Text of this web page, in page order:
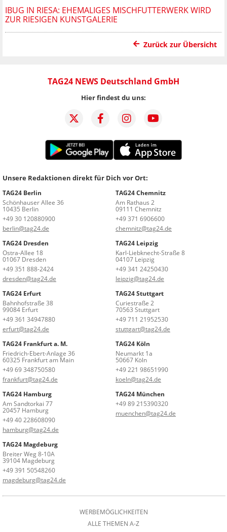
IBUG IN RIESA: EHEMALIGES MISCHFUTTERWERK WIRD
ZUR RIESIGEN KUNSTGALERIE
Zurück zur Übersicht
TAG24 NEWS Deutschland GmbH
Hier findest du uns:
Unsere Redaktionen direkt für Dich vor Ort:
TAG24 Berlin
Schönhauser Allee 36
10435 Berlin
+49 30 120880900
berlin@tag24.de
TAG24 Chemnitz
Am Rathaus 2
09111 Chemnitz
+49 371 6906600
chemnitz@tag24.de
TAG24 Dresden
Ostra-Allee 18
01067 Dresden
+49 351 888-2424
dresden@tag24.de
TAG24 Leipzig
Karl-Liebknecht-Straße 8
04107 Leipzig
+49 341 24250430
leipzig@tag24.de
TAG24 Erfurt
Bahnhofstraße 38
99084 Erfurt
+49 361 34947880
erfurt@tag24.de
TAG24 Stuttgart
Curiestraße 2
70563 Stuttgart
+49 711 21952530
stuttgart@tag24.de
TAG24 Frankfurt a. M.
Friedrich-Ebert-Anlage 36
60325 Frankfurt am Main
+49 69 348750580
frankfurt@tag24.de
TAG24 Köln
Neumarkt 1a
50667 Köln
+49 221 98651990
koeln@tag24.de
TAG24 Hamburg
Am Sandtorkai 77
20457 Hamburg
+49 40 228608090
hamburg@tag24.de
TAG24 München
+49 89 215390320
muenchen@tag24.de
TAG24 Magdeburg
Breiter Weg 8-10A
39104 Magdeburg
+49 391 50548260
magdeburg@tag24.de
WERBEMÖGLICHKEITEN
ALLE THEMEN A-Z